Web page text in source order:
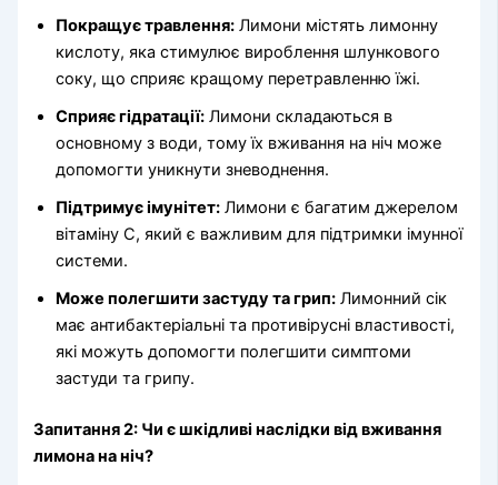
Покращує травлення: Лимони містять лимонну
кислоту, яка стимулює вироблення шлункового
соку, що сприяє кращому перетравленню їжі.
Сприяє гідратації: Лимони складаються в
основному з води, тому їх вживання на ніч може
допомогти уникнути зневоднення.
Підтримує імунітет: Лимони є багатим джерелом
вітаміну С, який є важливим для підтримки імунної
системи.
Може полегшити застуду та грип: Лимонний сік
має антибактеріальні та противірусні властивості,
які можуть допомогти полегшити симптоми
застуди та грипу.
Запитання 2: Чи є шкідливі наслідки від вживання
лимона на ніч?